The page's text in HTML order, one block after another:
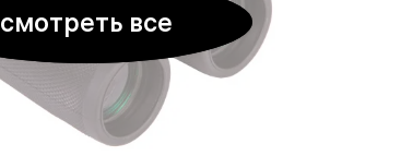
смотреть все